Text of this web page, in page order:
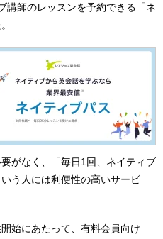
講師のレッスンを予約できる「ネ
がなく、「毎日1回、ネイティブ
う人には利便性の高いサービ
始にあたって、有料会員向け